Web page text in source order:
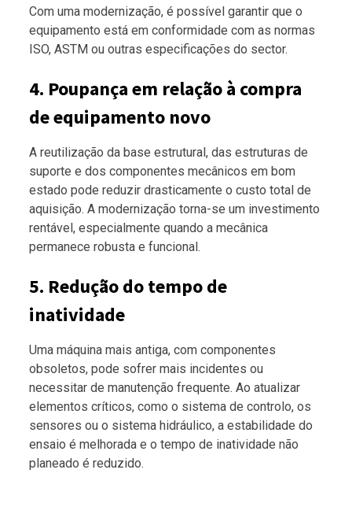
Com uma modernização, é possível garantir que o
equipamento está em conformidade com as normas
ISO, ASTM ou outras especificações do sector.
4. Poupança em relação à compra
de equipamento novo
A reutilização da base estrutural, das estruturas de
suporte e dos componentes mecânicos em bom
estado pode reduzir drasticamente o custo total de
aquisição. A modernização torna-se um investimento
rentável, especialmente quando a mecânica
permanece robusta e funcional.
5. Redução do tempo de
inatividade
Uma máquina mais antiga, com componentes
obsoletos, pode sofrer mais incidentes ou
necessitar de manutenção frequente. Ao atualizar
elementos críticos, como o sistema de controlo, os
sensores ou o sistema hidráulico, a estabilidade do
ensaio é melhorada e o tempo de inatividade não
planeado é reduzido.